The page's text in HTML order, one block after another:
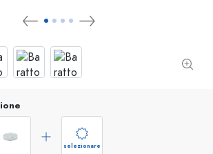
selezionare